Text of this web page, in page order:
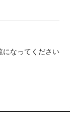
になってください